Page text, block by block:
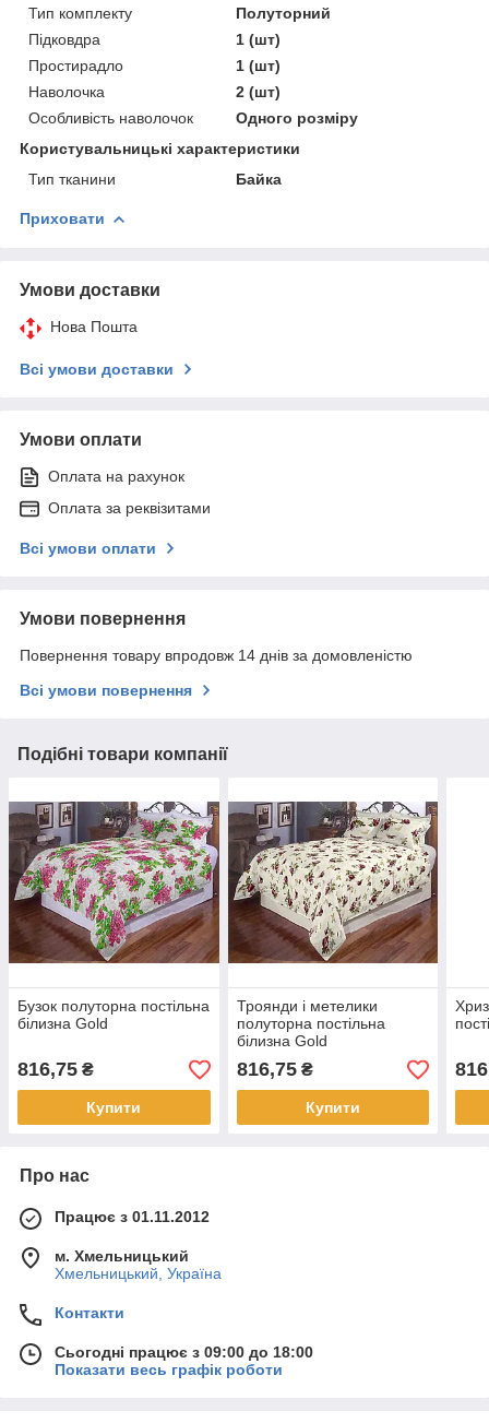
Тип комплекту
Полуторний
Підковдра
1 (шт)
Простирадло
1 (шт)
Наволочка
2 (шт)
Особливість наволочок
Одного розміру
Користувальницькі характеристики
Тип тканини
Байка
Приховати
Умови доставки
Нова Пошта
Всі умови доставки
Умови оплати
Оплата на рахунок
Оплата за реквізитами
Всі умови оплати
Умови повернення
Повернення товару впродовж 14 днів за домовленістю
Всі умови повернення
Подібні товари компанії
Бузок полуторна постільна
білизна Gold
816,75 ₴
Купити
Троянди і метелики
полуторна постільна
білизна Gold
816,75₴
Купити
Про нас
Працює з 01.11.2012
м. Хмельницький
Хмельницький, Україна
Контакти
Сьогодні працює з 09:00 до 18:00
Показати весь графік роботи